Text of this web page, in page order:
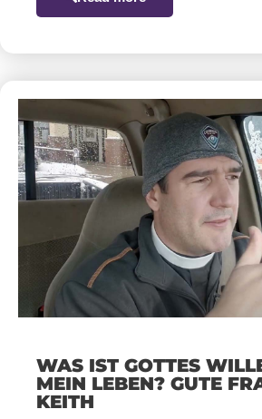
WAS IST GOTTES
MEIN LEBEN? GUTE
KEITH